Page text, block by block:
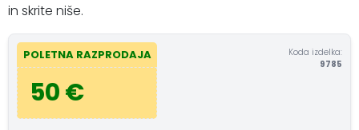
in skrite niše.
POLETNA RAZPRODAJA
50 €
Koda izdelka:
9785